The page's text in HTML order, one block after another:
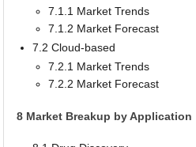
7.1.1 Market Trends
7.1.2 Market Forecast
7.2 Cloud-based
7.2.1 Market Trends
7.2.2 Market Forecast
8 Market Breakup by Application